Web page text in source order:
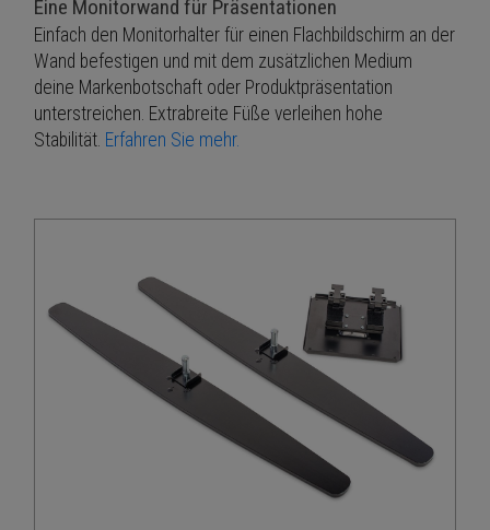
Eine Monitorwand für Präsentationen
Einfach den Monitorhalter für einen Flachbildschirm an der
Wand befestigen und mit dem zusätzlichen Medium
deine Markenbotschaft oder Produktpräsentation
unterstreichen. Extrabreite Füße verleihen hohe
Stabilität. Erfahren Sie mehr.